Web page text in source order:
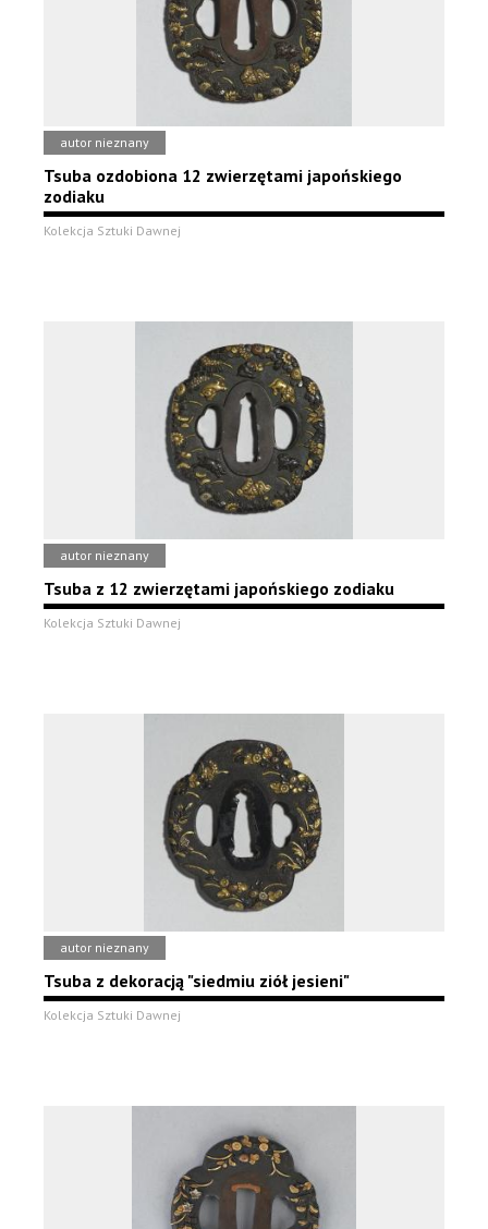
autor nieznany
Tsuba ozdobiona 12 zwierzętami japońskiego
zodiaku
Kolekcja Sztuki Dawnej
autor nieznany
Tsuba z 12 zwierzętami japońskiego zodiaku
Kolekcja Sztuki Dawnej
autor nieznany
Tsuba z dekoracją "siedmiu ziół jesieni"
Kolekcja Sztuki Dawnej